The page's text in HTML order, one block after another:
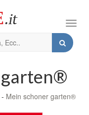
- Mein schoner garten®